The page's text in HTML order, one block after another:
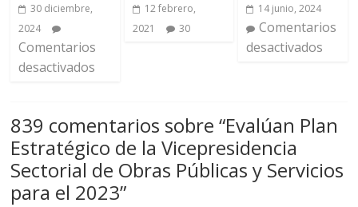
30 diciembre,
2024
Comentarios
desactivados
12 febrero,
2021
30
14 junio, 2024
Comentarios
desactivados
839 comentarios sobre “Evalúan Plan
Estratégico de la Vicepresidencia
Sectorial de Obras Públicas y Servicios
para el 2023”